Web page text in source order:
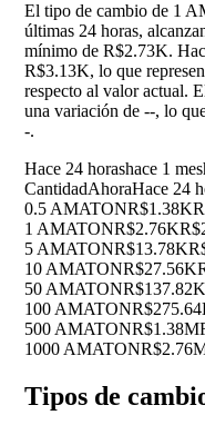
El tipo de cambio de 1
últimas 24 horas,
mínimo de R$2.73K.
R$3.13K, lo que
respecto al valor actual.
una variación de --, lo
-.
Hace 24 horashace 1 mes
CantidadAhoraHace 24
0.5 AMATONR$1.38K
1 AMATONR$2.76K
5 AMATONR$13.78K
10 AMATONR$27.56K
50 AMATONR$137.82K
100 AMATON
500 AMATONR$1.38M
1000 AMATON
Tipos de